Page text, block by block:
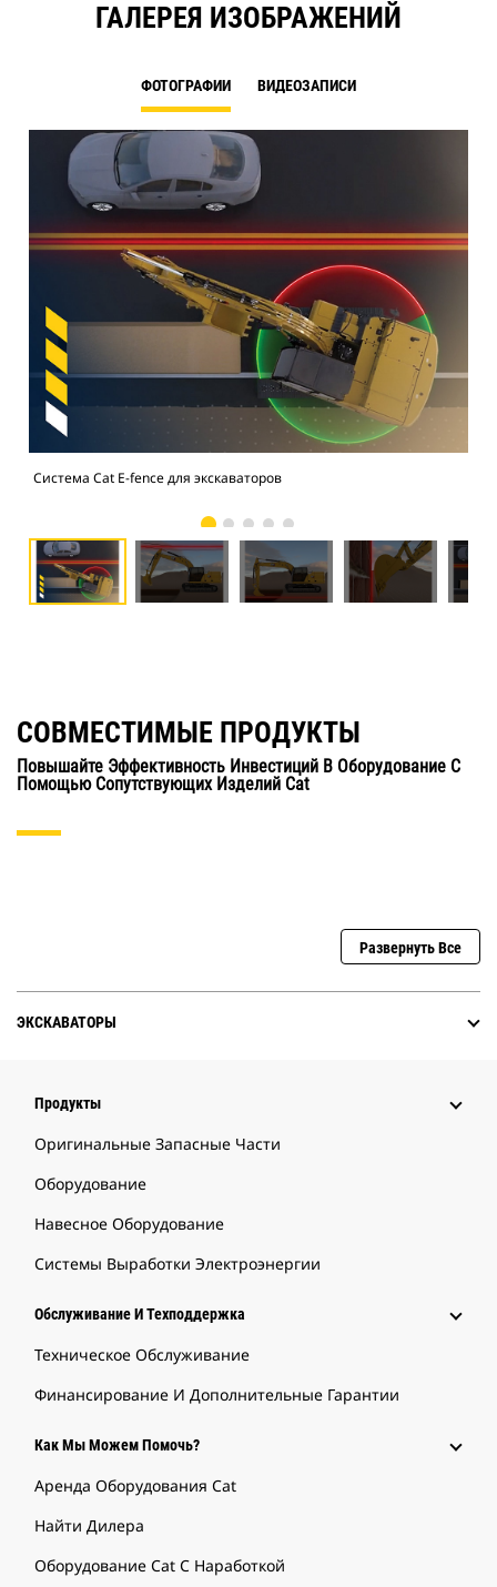
ГАЛЕРЕЯ ИЗОБРАЖЕНИЙ
ФОТОГРАФИИ ВИДЕОЗАПИСИ
Система Cat E-fence для экскаваторов
СОВМЕСТИМЫЕ ПРОДУКТЫ
Повышайте Эффективность Инвестиций В Оборудование С
Помощью Сопутствующих Изделий Cat
Развернуть Все
ЭКСКАВАТОРЫ
Продукты
Оригинальные Запасные Части
Оборудование
Навесное Оборудование
Системы Выработки Электроэнергии
Обслуживание И Техподдержка
Техническое Обслуживание
Финансирование И Дополнительные Гарантии
Как Мы Можем Помочь?
Аренда Оборудования Cat
Найти Дилера
Оборудование Cat С Наработкой